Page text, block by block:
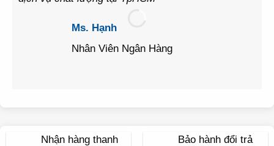
Ms. Hạnh
Nhân Viên Ngân Hàng
Nhận hàng thanh
Bảo hành đổi trả